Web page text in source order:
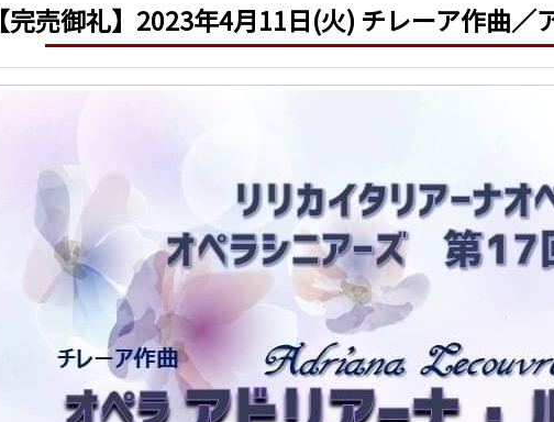
【完売御礼】2023年4月11日(火) チレーア作曲